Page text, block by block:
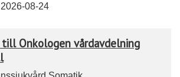
2026-08-24
Onkologen vårdavdelning